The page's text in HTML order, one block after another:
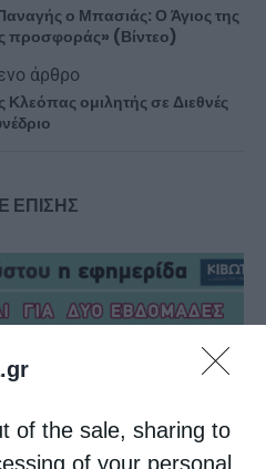
of the sale, sharing to
of your personal
ο Μπασιάς: Ο Άγιος της
προσφοράς» (Βίντεο)
άρθρο
ομιλητής σε Διεθνές
ΕΠΙΣΗΣ